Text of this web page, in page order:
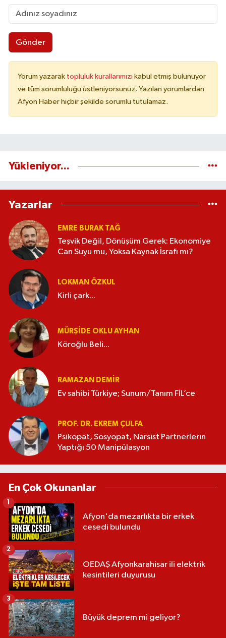
Gönder
Yorum yazarak topluluk kurallarımızı kabul etmiş bulunuyor
ve tüm sorumluluğu üstleniyorsunuz. Yazılan yorumlardan
Afyon Haber hiçbir şekilde sorumlu tutulamaz.
Yükleniyor...
Yazarlar
EMRE BURAK TAĞ
Teşvik Değil, Dönüşüm Gerek: Ekonomiye
Can Suyu mu, Yoksa Kaynak İsrafı mı?
LOKMAN ÖZKUL
Kirli çark...
MÜRŞIDE OKLU AYHAN
Köroğlu Beli...
RAMAZAN DEMİR
Ev sahibi Türkiye; Sunum/Tanım FİL’ce
PROF. DR. EKREM ÇULFA
Psikopat, Sosyopat, Narsist Partnerlerin
Yaptığı 50 Manipülasyon
En Çok Okunanlar
Afyon'da mezarlıkta bir erkek
cesedi bulundu
1
OEDAŞ Afyonkarahisar ili elektrik
kesintileri duyurusu
2
Büyük deprem mi geliyor?
3